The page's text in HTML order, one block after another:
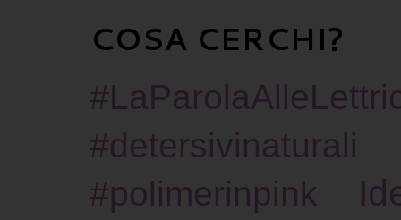
COSA CERCHI?
#detersivinaturali
#polimerinpink